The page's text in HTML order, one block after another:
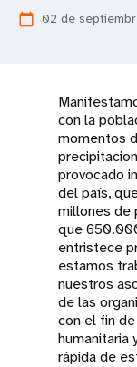
calendar_today 02 de
con la
momentos
provocado
del país,
millones de
que
entristece
estamos
nuestros
de las
con el fin
humanitaria
rápida de